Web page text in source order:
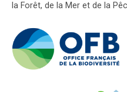
la Forêt, de la Mer et de la